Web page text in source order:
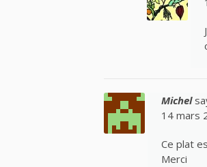
Michel
14 mars
Ce plat
Merci